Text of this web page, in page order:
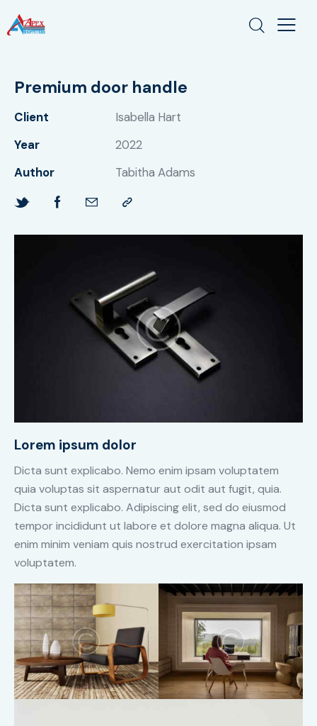
Premium door handle
Client
Isabella Hart
Year
2022
Author
Tabitha Adams
Lorem ipsum dolor
Dicta sunt explicabo. Nemo enim ipsam voluptatem
quia voluptas sit aspernatur aut odit aut fugit, quia.
Dicta sunt explicabo. Adipiscing elit, sed do eiusmod
tempor incididunt ut labore et dolore magna aliqua. Ut
enim minim veniam quis nostrud exercitation ipsam
voluptatem.